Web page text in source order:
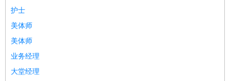
护士
美体师
美体师
业务经理
大堂经理